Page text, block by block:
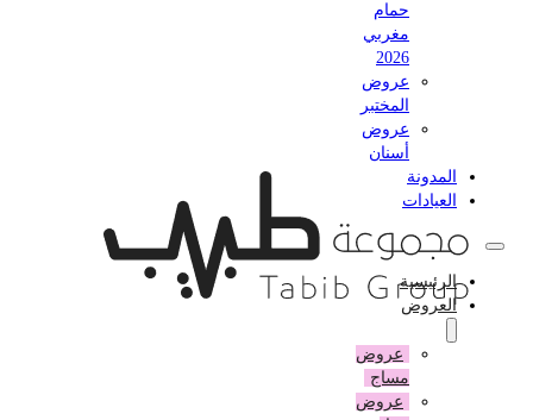
حمام
مغربي
2026
عروض
المختبر
عروض
أسنان
المدونة
العيادات
الرئيسية
العروض
عروض
مساج
عروض